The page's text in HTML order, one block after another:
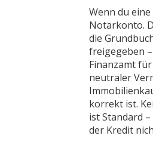
Wenn du
Notarkonto.
die
freigegeben
Finanzamt
neutraler
korrekt ist.
ist Standard
der Kredit